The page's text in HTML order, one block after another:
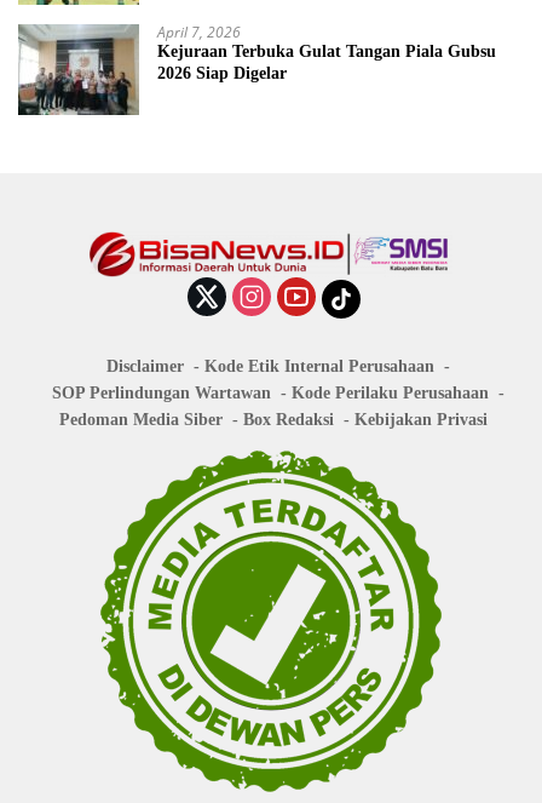
April 7, 2026
Kejuraan Terbuka Gulat Tangan Piala Gubsu
2026 Siap Digelar
Disclaimer
Kode Etik Internal Perusahaan
SOP Perlindungan Wartawan
Kode Perilaku Perusahaan
Pedoman Media Siber
Box Redaksi Kebijakan Privasi